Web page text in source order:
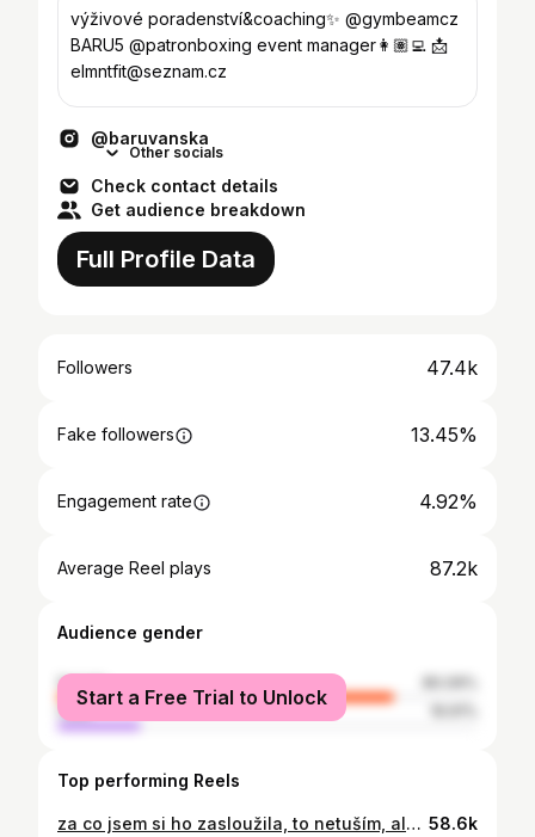
výživové poradenství&coaching✨ @gymbeamcz
BARU5 @patronboxing event manager👩🏽‍💻 📩
elmntfit@seznam.cz
@baruvanska
Other socials
Check contact details
Get audience breakdown
Full Profile Data
Followers 47.4k
Fake followers 13.45%
Engagement rate 4.92%
Average Reel plays 87.2k
Audience gender
female
male
Start a Free Trial to Unlock
Top performing Reels
za co jsem si ho zasloužila, to netuším, ale co vím jistě, že tahle láska je něco, co budu chránit do konce života❤️‍🩹 byla jsem vystresovaná, nestíhala jsem, nevěděla jsem, jestli jsem se nalíčila správně, a pak přišly tyhle jeho slova.. vlastně na ničem už nezáleželo tolik, jako na tom, že mám jeho💕 PS: Prosimvas, ať vás ušetříme spekulací a netrápíte se tím jako lidi na TikToku, přísaháme, že sami nevíme a studovali jsme, jak se tam objevily ty otisky, ale Immi se sprchoval sám, to máte i v předešlým videu, tak klídek🤣 děkujeme @disneyplus ještě jednou za krásnej zážitek✨ #laska #disneypluscz 58.6k